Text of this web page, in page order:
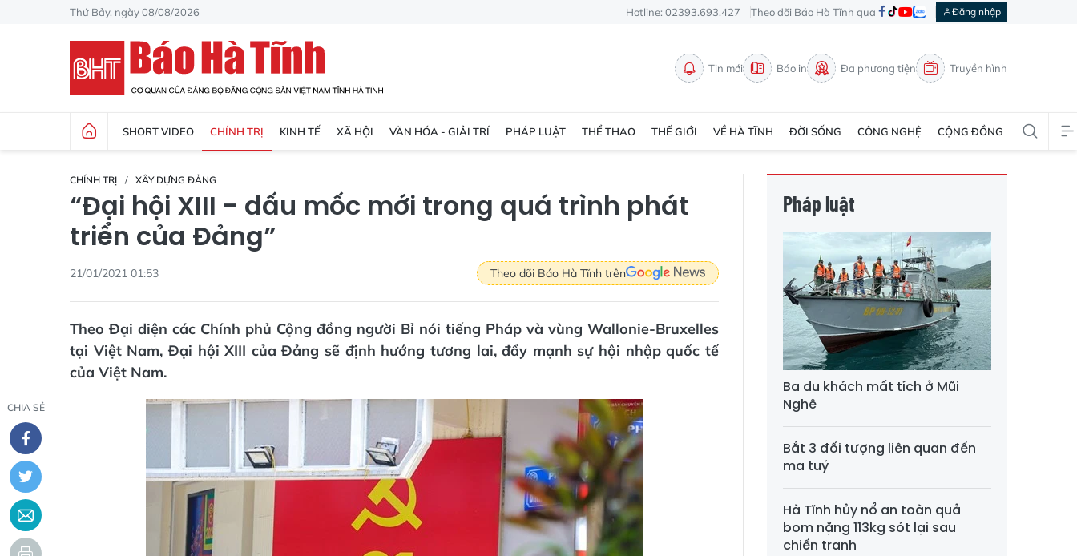
Thứ Bảy, ngày 08/08/2026 Hotline: 02393.693.427 Theo dõi Báo Hà Tĩnh qua Đăng nhập
Tin mới Báo in Đa phương tiện Truyền hình
SHORT VIDEO CHÍNH TRỊ KINH TẾ XÃ HỘI VĂN HÓA - GIẢI TRÍ PHÁP LUẬT THỂ THAO THẾ GIỚI VỀ HÀ TĨNH ĐỜI SỐNG CÔNG NGHỆ CỘNG ĐỒNG
CHÍNH TRỊ XÂY DỰNG ĐẢNG
“Đại hội XIII - dấu mốc mới trong quá trình phát
triển của Đảng”
21/01/2021 01:53 Theo dõi Báo Hà Tĩnh trên
Theo Đại diện các Chính phủ Cộng đồng người Bỉ nói tiếng Pháp và vùng Wallonie-Bruxelles
tại Việt Nam, Đại hội XIII của Đảng sẽ định hướng tương lai, đẩy mạnh sự hội nhập quốc tế
của Việt Nam.
CHIA SẺ
Pháp luật
Ba du khách mất tích ở Mũi
Nghê
Bắt 3 đối tượng liên quan đến
ma tuý
Hà Tĩnh hủy nổ an toàn quả
bom nặng 113kg sót lại sau
chiến tranh